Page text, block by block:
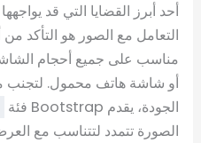
أحد أبرز القضايا التي قد
التعامل مع الصور هو التأكد
مناسب على جميع أحجام
أو شاشة هاتف محمول. لتجنب
الجودة، يقدم Bootstrap فئة
الصورة تتمدد لتتناسب مع